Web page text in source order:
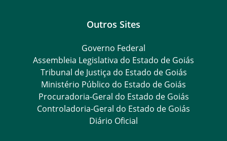
Outros Sites
Governo Federal
Assembleia Legislativa do Estado de Goiás
Tribunal de Justiça do Estado de Goiás
Ministério Público do Estado de Goiás
Procuradoria-Geral do Estado de Goiás
Controladoria-Geral do Estado de Goiás
Diário Oficial